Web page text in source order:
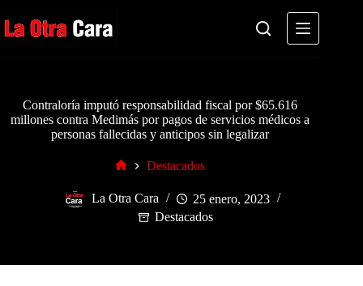
al
contenido
Contraloría imputó responsabilidad fiscal por $65.616
millones contra Medimás por pagos de servicios médicos a
personas fallecidas y anticipos sin legalizar
Destacados
La Otra Cara
25 enero, 2023
Destacados